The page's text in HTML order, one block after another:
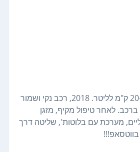
רכב אמין וחיסכוני! כ-20 ק"מ לליטר. 2018, רכב נקי ושמור
ברכב. לאחר טיפול מקיף, מזגן
מערכת עם בלוטות', שליטה דרך